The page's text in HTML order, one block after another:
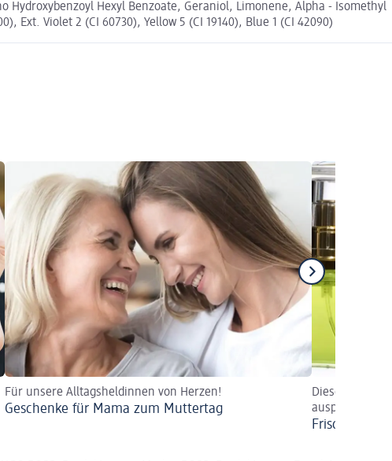
Hexyl Benzoate, Geraniol, Limonene, Alpha - Isomethyl
Violet 2 (CI 60730), Yellow 5 (CI 19140), Blue 1 (CI 42090)
Für unsere Alltagsheldinnen von Herzen!
Geschenke für Mama zum Muttertag
Diese
ausprobieren!
Frische